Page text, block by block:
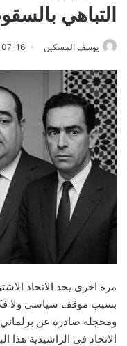
التباهي
يوسف المسكين 16
مرة اخرى يجد الاتحاد
بسبب موقف سياسي ولا
ومخجلة صادرة عن
الاتحاد في الراشيدية هذا